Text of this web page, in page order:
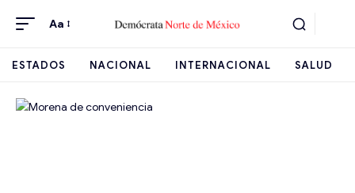
Aa
ESTADOS NACIONAL INTERNACIONAL SALUD